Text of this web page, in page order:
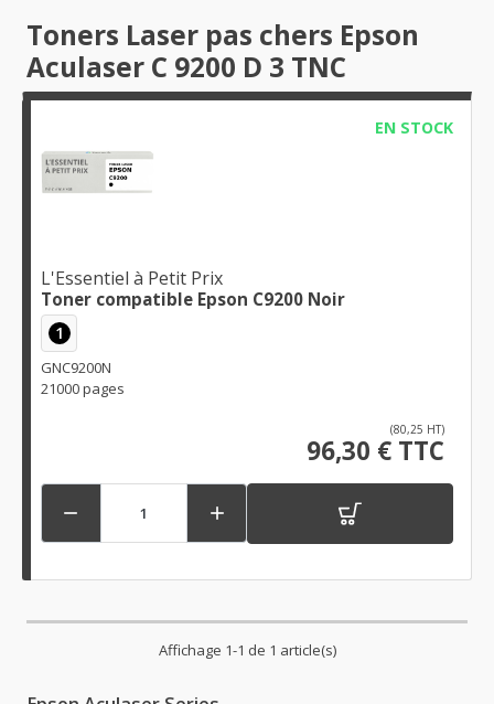
Toners Laser pas chers Epson
Aculaser C 9200 D 3 TNC
EN STOCK
L'Essentiel à Petit Prix
Toner compatible Epson C9200 Noir
1
GNC9200N
21000 pages
(80,25 HT)
96,30 € TTC
 
Affichage 1-1 de 1 article(s)